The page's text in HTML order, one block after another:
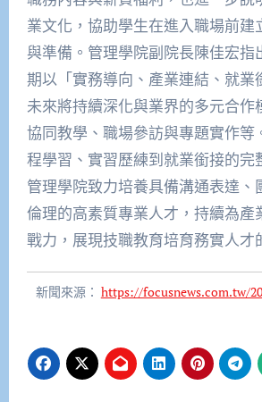
業文化，協助學生在進入職場前建
與準備。管理學院副院長陳佳宏指
期以「實務導向、產業連結、就業
未來將持續深化與業界的多元合作
協同教學、職場參訪與專題實作等
程學習、實習歷練到就業銜接的完
管理學院致力培養具備溝通表達、
倫理的高素質專業人才，持續為產
戰力，展現技職教育培育務實人才
新聞來源： https://focusnews.com.tw/